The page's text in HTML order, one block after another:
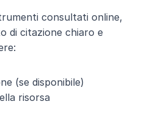
consultati online,
di citazione chiaro e
(se disponibile)
risorsa